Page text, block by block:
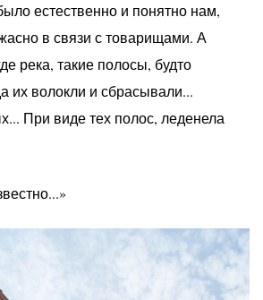
естественно и понятно нам,
в связи с товарищами. А
река, такие полосы, будто
их волокли и сбрасывали...
При виде тех полос, леденела